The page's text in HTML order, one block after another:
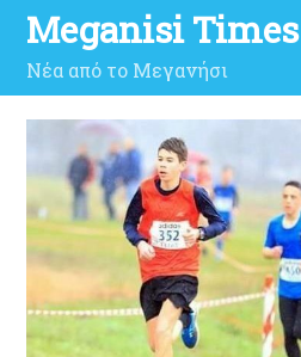
Meganisi Times
Νέα από το Μεγανήσι